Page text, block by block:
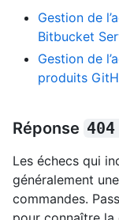
Gestion de
Bitbucket
Gestion de
produits
Réponse
Les échecs qui
généralement
commandes.